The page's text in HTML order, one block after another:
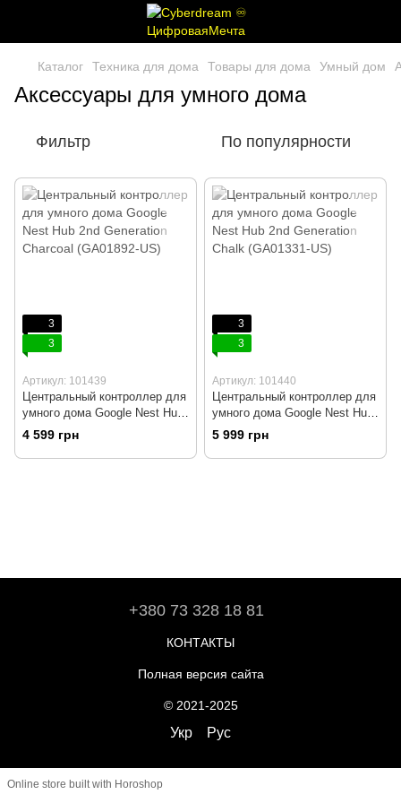
Каталог Техника для дома Товары для дома Умный дом
Аксессуары для умного дома
Фильтр По популярности
3
3
Артикул: 101439
Центральный контроллер для
умного дома Google Nest Hub
2nd Generation Charcoal
(GA01892-US)
4 599 грн
3
3
Артикул: 101440
Центральный контроллер для
умного дома Google Nest Hub
2nd Generation Chalk
(GA01331-US)
5 999 грн
+380 73 328 18 81
КОНТАКТЫ
Полная версия сайта
© 2021-2025
Укр Рус
Online store built with Horoshop